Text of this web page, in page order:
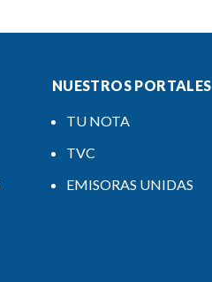
NUESTROS PORTALES
TU NOTA
TVC
EMISORAS UNIDAS